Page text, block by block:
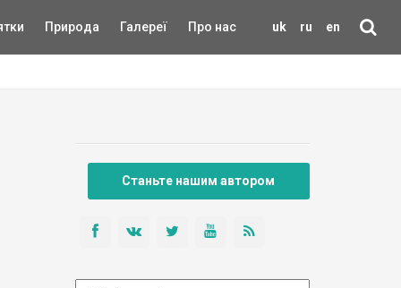
uk ru en
Природа Галереї Про нас
Станьте нашим автором